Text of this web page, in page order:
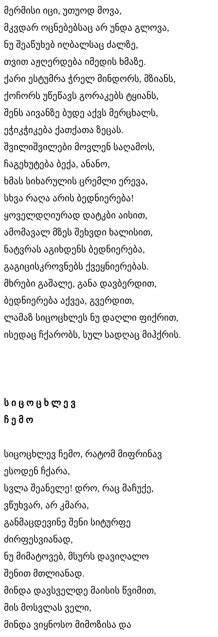
მერმისი იცი, უთუოდ მოვა,
მკვდარ ოცნებებსაც არ უნდა გლოვა,
ნუ შეაწუხებ იღბალსაც ძალზე,
თვით აჟღერდება იმედის ხმაზე.
ქარი ესტუმრა ჭრელ მინდორს, მზიანს,
ქოჩორს უწეწავს გორაკებს ტყიანს,
შენს აივანზე ბუდე აქვს მერცხალს,
ეჭიკჭიკება ქათქათა ზეცას.
შვილიშვილები მოვლენ საღამოს,
ჩაგეხუტება ბექა, ანანო,
ხმას სიხარულის ცრემლი ერევა,
სხვა რაღა არის ბედნიერება!
ყოველდღიურად დატკბი აისით,
ამომავალ მზეს შეხვდი ხალისით,
ნატვრას აგიხდენს ბედნიერება,
გაგიცისკროვნებს ქვეყნიერებას.
მხრები გაშალე, განა დავბერდით,
ბედნიერება აქვეა, გვერდით,
ლამაზ სიცოცხლეს ნუ დაღლი ფიქრით,
ისედაც ჩქარობს, სულ სადღაც მიჰქრის.
ს ი ც ო ც ხ ლ ე ვ
ჩ ე მ ო
სიცოცხლევ ჩემო, რატომ მიფრინავ
ესოდენ ჩქარა,
სვლა შეანელე! დრო, რაც მაჩუქე,
ვწუხვარ, არ კმარა,
განმაცდევინე შენი სიტურფე
ძირფესვიანად,
ნუ მიმატოვებ, მსურს დავიღალო
შენით მთლიანად.
მინდა დავსველდე მაისის წვიმით,
მის მოსვლას ველი,
მინდა ვიყნოსო მიმოზისა და